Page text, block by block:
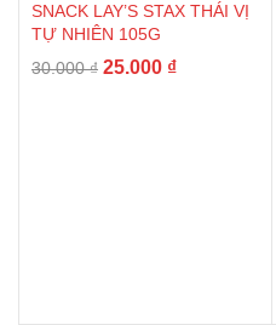
SNACK LAY’S STAX THÁI VỊ
TỰ NHIÊN 105G
30.000₫ 25.000 ₫